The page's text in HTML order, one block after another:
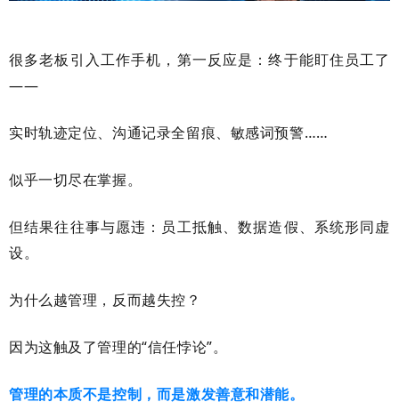
很多老板引入工作手机，第一反应是：终于能盯住员工了
——
实时轨迹定位、沟通记录全留痕、敏感词预警……
似乎一切尽在掌握。
但结果往往事与愿违：员工抵触、数据造假、系统形同虚
设。
为什么越管理，反而越失控？
因为这触及了管理的“信任悖论”。
管理的本质不是控制，而是激发善意和潜能。